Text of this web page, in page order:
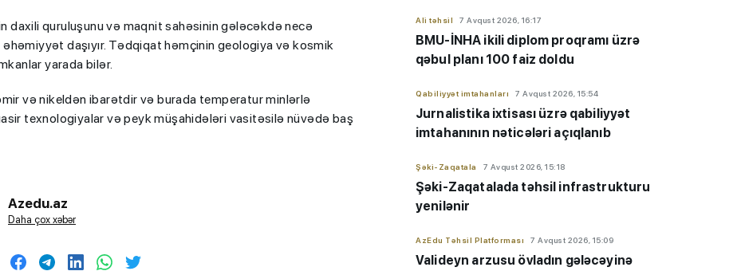
daxili quruluşunu və maqnit sahəsinin gələcəkdə necə
daşıyır. Tədqiqat həmçinin geologiya və kosmik
yarada bilər.
və nikeldən ibarətdir və burada temperatur minlərlə
texnologiyalar və peyk müşahidələri vasitəsilə nüvədə baş
Azedu.az
Daha çox xəbər
Ali təhsil 7 Avqust 2026, 16:17
BMU-İNHA ikili diplom proqramı üzrə
qəbul planı 100 faiz doldu
Qabiliyyət imtahanları 7 Avqust 2026, 15:54
Jurnalistika ixtisası üzrə qabiliyyət
imtahanının nəticələri açıqlanıb
Şəki-Zaqatala 7 Avqust 2026, 15:18
Şəki-Zaqatalada təhsil infrastrukturu
yenilənir
AzEdu Təhsil Platforması 7 Avqust 2026, 15:09
Valideyn arzusu övladın gələcəyinə